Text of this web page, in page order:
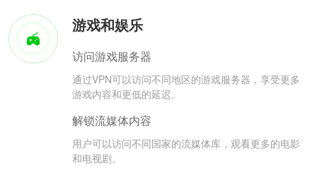
游戏和娱乐
访问游戏服务器
通过VPN可以访问不同地区的游戏服务器，享受更多
游戏内容和更低的延迟。
解锁流媒体内容
用户可以访问不同国家的流媒体库，观看更多的电影
和电视剧。